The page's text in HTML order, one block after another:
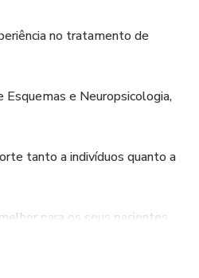
no tratamento de
e Neuropsicologia,
tanto a indivíduos quanto a
para os seus pacientes,
com linguagem acessível e